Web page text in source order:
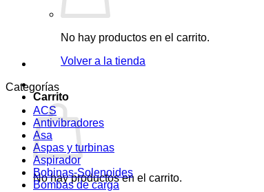
No hay productos en el carrito.
Volver a la tienda
Carrito
No hay productos en el carrito.
Categorías
ACS
Antivibradores
Asa
Aspas y turbinas
Aspirador
Bobinas-Solenoides
Bombas de carga